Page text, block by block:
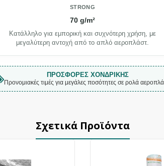
STRONG
70 g/m²
Κατάλληλο για εμπορική και συχνότερη χρήση, με
μεγαλύτερη αντοχή από το απλό αεροπλάστ.
ΠΡΟΣΦΟΡΈΣ ΧΟΝΔΡΙΚΉΣ
Προνομιακές τιμές για μεγάλες ποσότητες σε ρολά
Σχετικά Προϊόντα